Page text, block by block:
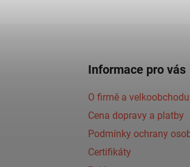
Informace pro vás
O firmě a velkoobchodu
Cena dopravy a platby
Podmínky ochrany
Certifikáty